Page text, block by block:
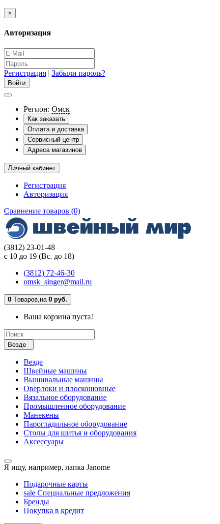
×
Авторизация
Регистрация | Забыли пароль?
Регион: Омск
Как заказать
Оплата и доставка
Сервисный центр
Адреса магазинов
Личный кабинет
Регистрация
Авторизация
Сравнение товаров (0)
(3812) 23-01-48
с 10 до 19 (Вс. до 18)
(3812) 72-46-30
omsk_singer@mail.ru
0 Tоваров,на 0 руб.
Ваша корзина пуста!
Везде
Везде
Швейные машины
Вышивальные машины
Оверлоки и плоскошовные
Вязальное оборудование
Промышленное оборудование
Манекены
Парогладильное оборудование
Столы для шитья и оборудования
Аксессуары
Я ищу, например, лапка Janome
Подарочные карты
sale Специальные предложения
Бренды
Покупка в кредит